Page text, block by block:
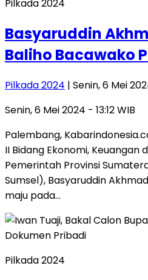
Pilkada 2024
Basyaruddin
Baliho Bacawako
Pilkada 2024 | Senin, 6 Mei
Senin, 6 Mei 2024 - 13:12 WIB
Palembang,
II Bidang Ekonomi, Keuangan
Pemerintah Provinsi
Sumsel), Basyaruddin
maju pada…
Pilkada 2024